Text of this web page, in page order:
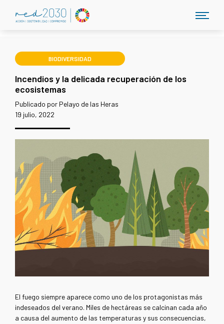
BIODIVERSIDAD
Incendios y la delicada recuperación de los
ecosistemas
Publicado por Pelayo de las Heras
19 julio, 2022
El fuego siempre aparece como uno de los protagonistas más
indeseados del verano. Miles de hectáreas se calcinan cada año
a causa del aumento de las temperaturas y sus consecuencias,